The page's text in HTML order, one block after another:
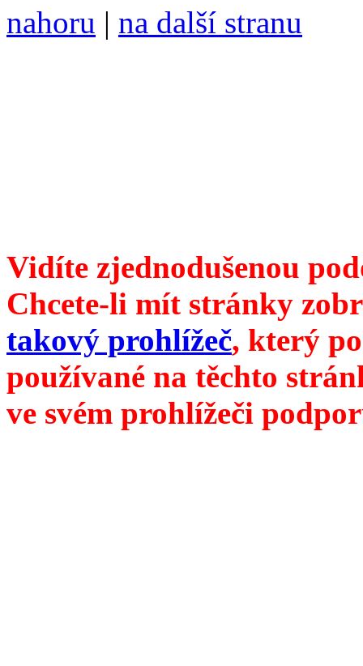
nahoru | na další stranu
Vidíte zjednodušenou
Chcete-li mít stránky
takový prohlížeč, který
používané na těchto
ve svém prohlížeči